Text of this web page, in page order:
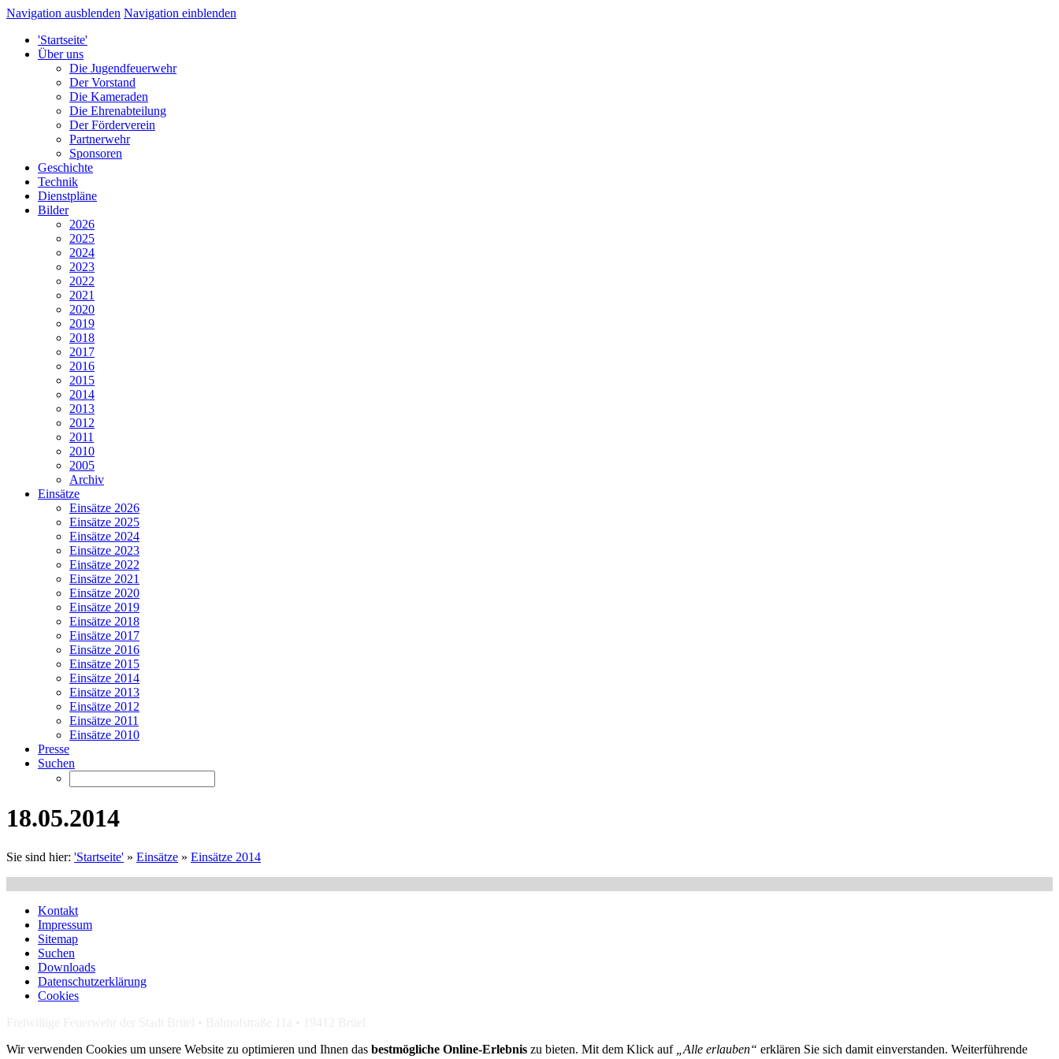
Navigation ausblenden Navigation einblenden
'Startseite'
Über uns
Die Jugendfeuerwehr
Der Vorstand
Die Kameraden
Die Ehrenabteilung
Der Förderverein
Partnerwehr
Sponsoren
Geschichte
Technik
Dienstpläne
Bilder
2026
2025
2024
2023
2022
2021
2020
2019
2018
2017
2016
2015
2014
2013
2012
2011
2010
2005
Archiv
Einsätze
Einsätze 2026
Einsätze 2025
Einsätze 2024
Einsätze 2023
Einsätze 2022
Einsätze 2021
Einsätze 2020
Einsätze 2019
Einsätze 2018
Einsätze 2017
Einsätze 2016
Einsätze 2015
Einsätze 2014
Einsätze 2013
Einsätze 2012
Einsätze 2011
Einsätze 2010
Presse
Suchen
18.05.2014
Sie sind hier: 'Startseite' » Einsätze » Einsätze 2014
Kontakt
Impressum
Sitemap
Suchen
Downloads
Datenschutzerklärung
Cookies
Wir verwenden Cookies um unsere Website zu optimieren und Ihnen das bestmögliche Online-Erlebnis zu bieten. Mit dem Klick auf „Alle erlauben“ erklären Sie sich damit einverstanden. Weiterführende